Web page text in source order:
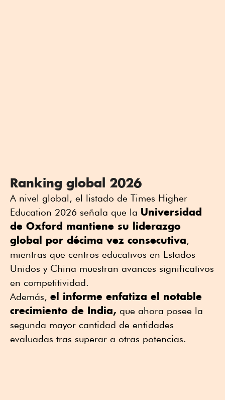
Ranking global 2026
A nivel global, el listado de Times Higher
Education 2026 señala que la Universidad
de Oxford mantiene su liderazgo
global por décima vez consecutiva,
mientras que centros educativos en Estados
Unidos y China muestran avances significativos
en competitividad.
Además, el informe enfatiza el notable
crecimiento de India, que ahora posee la
segunda mayor cantidad de entidades
evaluadas tras superar a otras potencias.